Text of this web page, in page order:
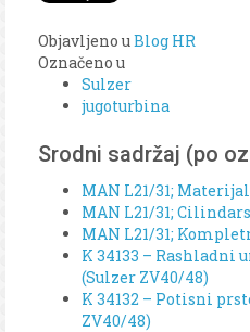
Objavljeno uBlog HR
Označeno u
Sulzer
jugoturbina
Srodni sadržaj (po
MAN L21/31;
MAN L21/31;
MAN L21/31;
K 34133 –
(Sulzer ZV40/48)
K 34132 – Potisni
ZV40/48)